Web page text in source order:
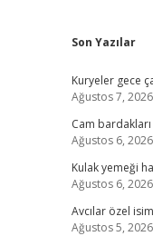
Son Yazılar
Kuryeler gece
Ağustos 7, 2026
Cam
Ağustos 6, 2026
Kulak yemeği
Ağustos 6, 2026
Avcılar özel
Ağustos 5, 2026